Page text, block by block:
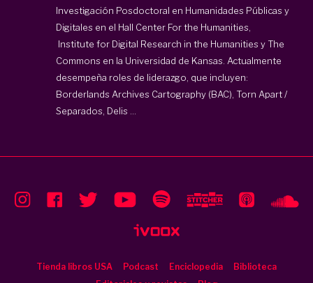
Investigación Posdoctoral en Humanidades Públicas y
Digitales en el Hall Center For the Humanities,
Institute for Digital Research in the Humanities y The
Commons en la Universidad de Kansas. Actualmente
desempeña roles de liderazgo, que incluyen:
Borderlands Archives Cartography (BAC), Torn Apart /
Separados, Delis ...
Tienda libros USA Podcast Enciclopedia
Biblioteca